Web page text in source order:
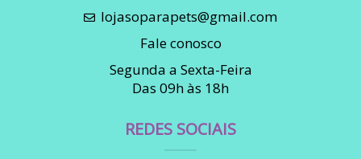
lojasoparapets@gmail.com
Fale conosco
Segunda a Sexta-Feira
Das 09h às 18h
REDES SOCIAIS